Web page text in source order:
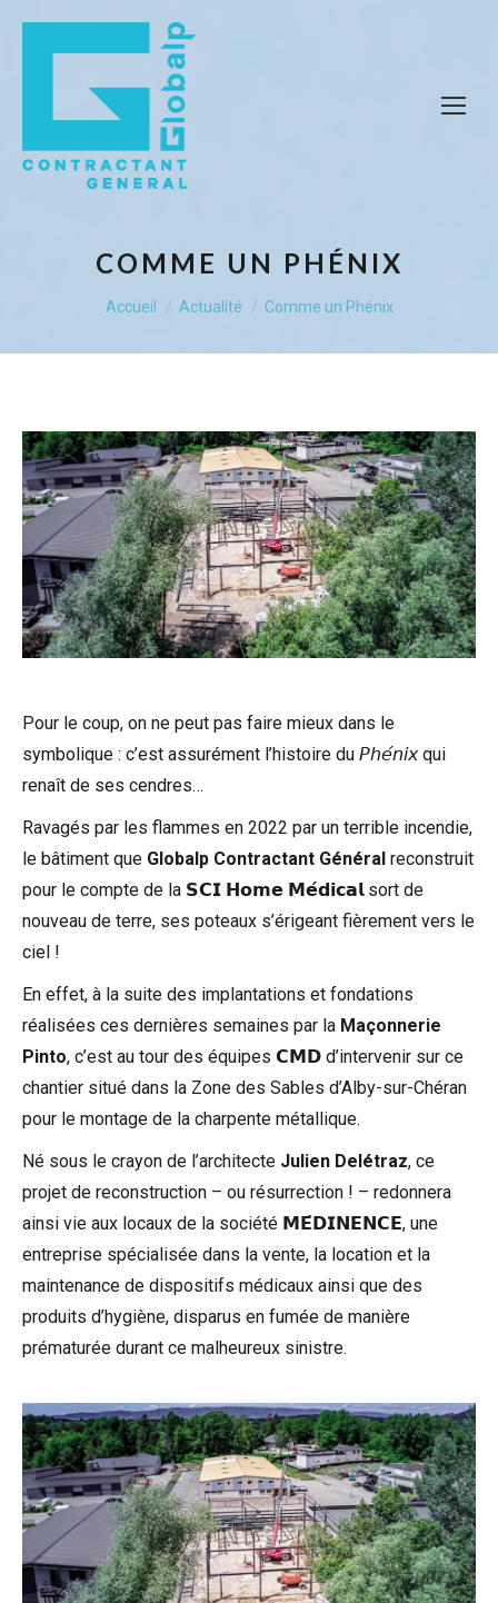
COMME UN PHÉNIX
Vous êtes ici :
Accueil Actualité Comme un Phénix
Pour le coup, on ne peut pas faire mieux dans le
symbolique : c’est assurément l’histoire du 𝘗𝘩𝘦́𝘯𝘪𝘹 qui
renaît de ses cendres…
Ravagés par les flammes en 2022 par un terrible incendie,
le bâtiment que Globalp Contractant Général reconstruit
pour le compte de la 𝗦𝗖𝗜 𝗛𝗼𝗺𝗲 𝗠𝗲́𝗱𝗶𝗰𝗮𝗹 sort de
nouveau de terre, ses poteaux s’érigeant fièrement vers le
ciel !
En effet, à la suite des implantations et fondations
réalisées ces dernières semaines par la Maçonnerie
Pinto, c’est au tour des équipes 𝗖𝗠𝗗 d’intervenir sur ce
chantier situé dans la Zone des Sables d’Alby-sur-Chéran
pour le montage de la charpente métallique.
Né sous le crayon de l’architecte Julien Delétraz, ce
projet de reconstruction – ou résurrection ! – redonnera
ainsi vie aux locaux de la société 𝗠𝗘́𝗗𝗜𝗡𝗘𝗡𝗖𝗘, une
entreprise spécialisée dans la vente, la location et la
maintenance de dispositifs médicaux ainsi que des
produits d’hygiène, disparus en fumée de manière
prématurée durant ce malheureux sinistre.